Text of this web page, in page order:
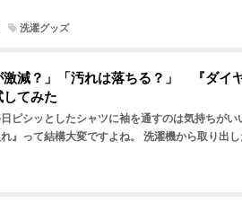
洗濯グッズ
激減？」「汚れは落ちる？」 『ダイ
てみた
ピシッとしたシャツに袖を通すのは気持ちがい
』って結構大変ですよね。 洗濯機から取り出